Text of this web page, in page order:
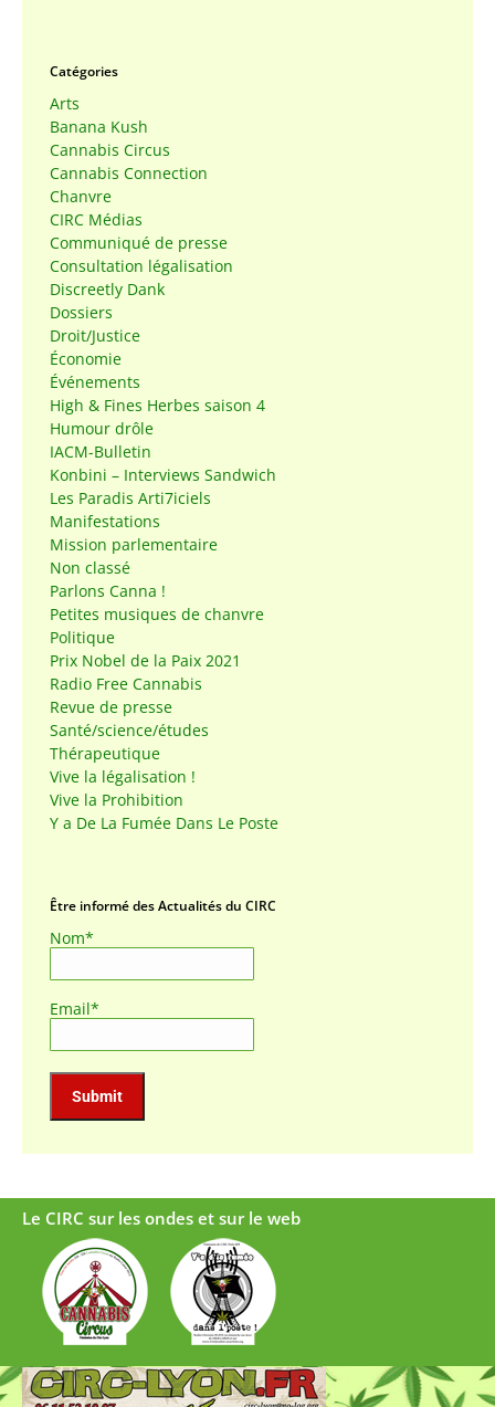
Catégories
Arts
Banana Kush
Cannabis Circus
Cannabis Connection
Chanvre
CIRC Médias
Communiqué de presse
Consultation légalisation
Discreetly Dank
Dossiers
Droit/Justice
Économie
Événements
High & Fines Herbes saison 4
Humour drôle
IACM-Bulletin
Konbini – Interviews Sandwich
Les Paradis Arti7iciels
Manifestations
Mission parlementaire
Non classé
Parlons Canna !
Petites musiques de chanvre
Politique
Prix Nobel de la Paix 2021
Radio Free Cannabis
Revue de presse
Santé/science/études
Thérapeutique
Vive la légalisation !
Vive la Prohibition
Y a De La Fumée Dans Le Poste
Être informé des Actualités du CIRC
Nom*
Email*
Le CIRC sur les ondes et sur le web